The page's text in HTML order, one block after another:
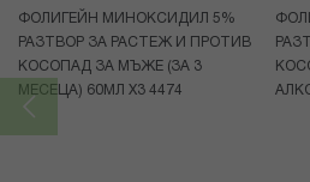
ФОЛИГЕЙН МИНОКСИДИЛ 5%
РАЗТВОР ЗА РАСТЕЖ И ПРОТИВ
КОСОПАД ЗА МЪЖЕ (ЗА 3
МЕСЕЦА) 60МЛ X3 4474